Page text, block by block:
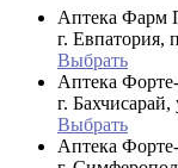
Аптека Фарм
г. Евпатория,
Выбрать
Аптека
г.
Выбрать
Аптека